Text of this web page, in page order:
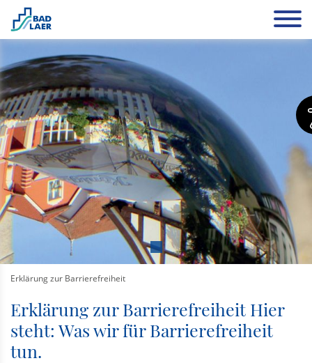
Erklärung zur Barrierefreiheit
Erklärung zur Barrierefreiheit Hier
steht: Was wir für Barrierefreiheit
tun.